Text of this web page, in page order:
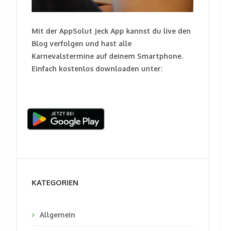
Mit der AppSolut Jeck App kannst du live den
Blog verfolgen und hast alle
Karnevalstermine auf deinem Smartphone.
Einfach kostenlos downloaden unter:
KATEGORIEN
Allgemein